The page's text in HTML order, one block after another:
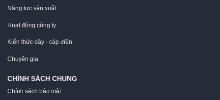
Năng lực sản xuất
Hoạt động công ty
Kiến thức dây - cáp điện
Chuyên gia
CHÍNH SÁCH CHUNG
Chính sách bảo mật